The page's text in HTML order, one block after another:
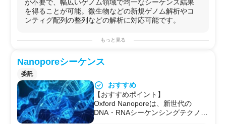
・研修用
列の作成を可能です。
さらに、ショートリードのデータを
組み合わせ完全長ゲノムの構築を目
ピート配列、スプライシングバリア
なります。
添ったオーダーメイドの解析を実現
しています。
【PacBioシーケンスとは】
PacBio社のシーケンス技術は
が不要で、幅広いゲノム領域で均一なシーケンス結果
を得ることが可能。微生物などの新規ゲノム解析やコ
ンティグ配列の整列などの解析に対応可能です。
もっと見る
Nanoporeシーケンス
委託
おすすめ
【おすすめポイント】
Oxford Nanoporeは、新世代の
DNA・RNAシーケンシングテクノロ